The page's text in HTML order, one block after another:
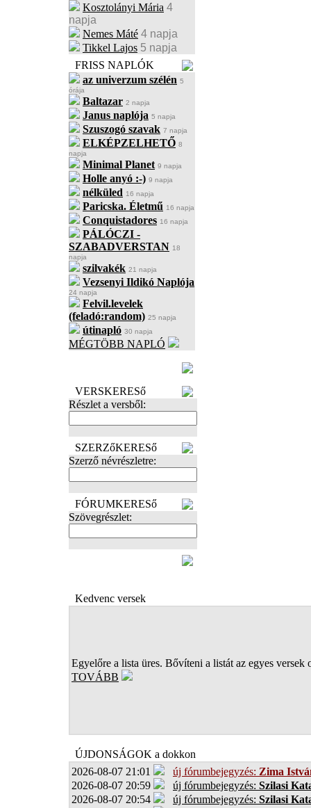
Kosztolányi Mária 4
napja
Nemes Máté 4 napja
Tikkel Lajos 5 napja
FRISS NAPLÓK
az univerzum szélén 5
órája
Baltazar 2 napja
Janus naplója 5 napja
Szuszogó szavak 7 napja
ELKÉPZELHETŐ 8
napja
Minimal Planet 9 napja
Holle anyó :-) 9 napja
nélküled 16 napja
Paricska. Életmű 16 napja
Conquistadores 16 napja
PÁLÓCZI -
SZABADVERSTAN 18
napja
szilvakék 21 napja
Vezsenyi Ildikó Naplója
24 napja
Felvil.levelek
(feladó:random) 25 napja
útinapló 30 napja
MÉGTÖBB NAPLÓ
VERSKERESő
Részlet a versből:
SZERZőKERESő
Szerző névrészletre:
FÓRUMKERESő
Szövegrészlet:
Kedvenc versek
Egyelőre a lista üres. Bővíteni a listát az egyes versek
TOVÁBB
ÚJDONSÁGOK a dokkon
2026-08-07 21:01
új fórumbejegyzés: Zima
2026-08-07 20:59
új fórumbejegyzés: Szilasi
2026-08-07 20:54
új fórumbejegyzés: Szilasi